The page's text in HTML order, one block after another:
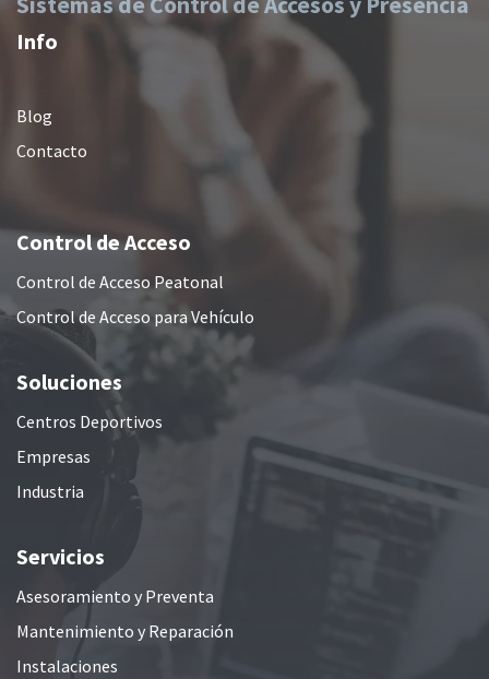
Info
Blog
Contacto
Control de Acceso
Control de Acceso Peatonal
Control de Acceso para Vehículo
Soluciones
Centros Deportivos
Empresas
Industria
Servicios
Asesoramiento y Preventa
Mantenimiento y Reparación
Instalaciones